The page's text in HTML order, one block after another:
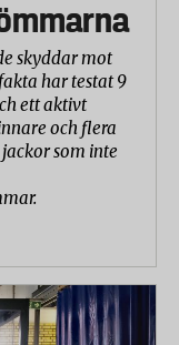
uppmättes i
ett bättre
test. Enligt
på
till årets
påverka.
tio meter i våra
normalt
plaggen med
skyddar mot
har testat 9
ett aktivt
och flera
som inte